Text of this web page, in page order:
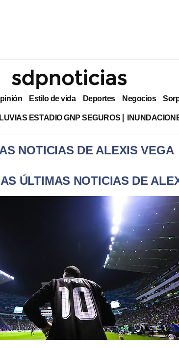
Estilo de vida Deportes Negocios
ESTADIO GNP SEGUROS
NOTICIAS DE ALEXIS VEGA
ÚLTIMAS NOTICIAS DE